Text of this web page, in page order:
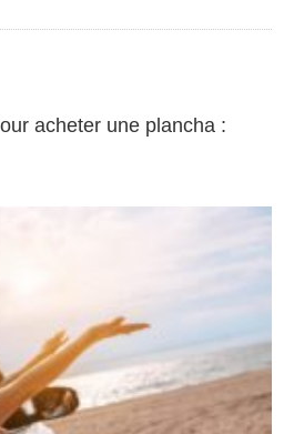
acheter une plancha :